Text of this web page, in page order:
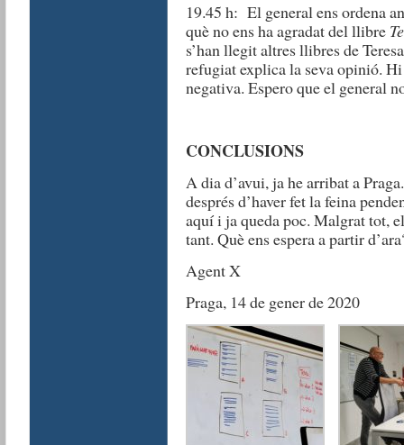
19.45 h: El general ens ordena
què no ens ha agradat del llibre
s’han llegit altres llibres de
refugiat explica la seva opinió.
negativa. Espero que el general
CONCLUSIONS
A dia d’avui, ja he arribat a
després d’haver fet la feina
aquí i ja queda poc. Malgrat tot,
tant. Què ens espera a partir
Agent X
Praga, 14 de gener de 2020